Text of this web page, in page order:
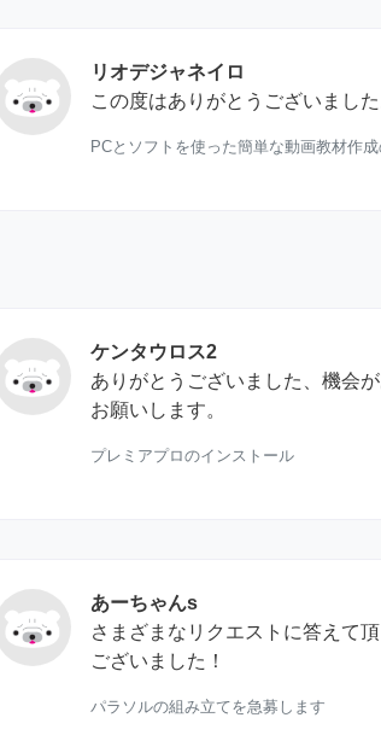
リオデジャネイロ
この度はありがとうございました
PCとソフトを使った簡単な動画教材作
ケンタウロス2
ありがとうございました、機会
お願いします。
プレミアプロのインストール
あーちゃんs
さまざまなリクエストに答えて
ございました！
パラソルの組み立てを急募します